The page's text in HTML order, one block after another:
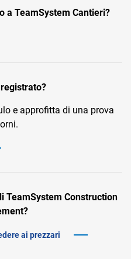
a TeamSystem Cantieri?
e approfitta di una prova
TeamSystem Construction
ai prezzari